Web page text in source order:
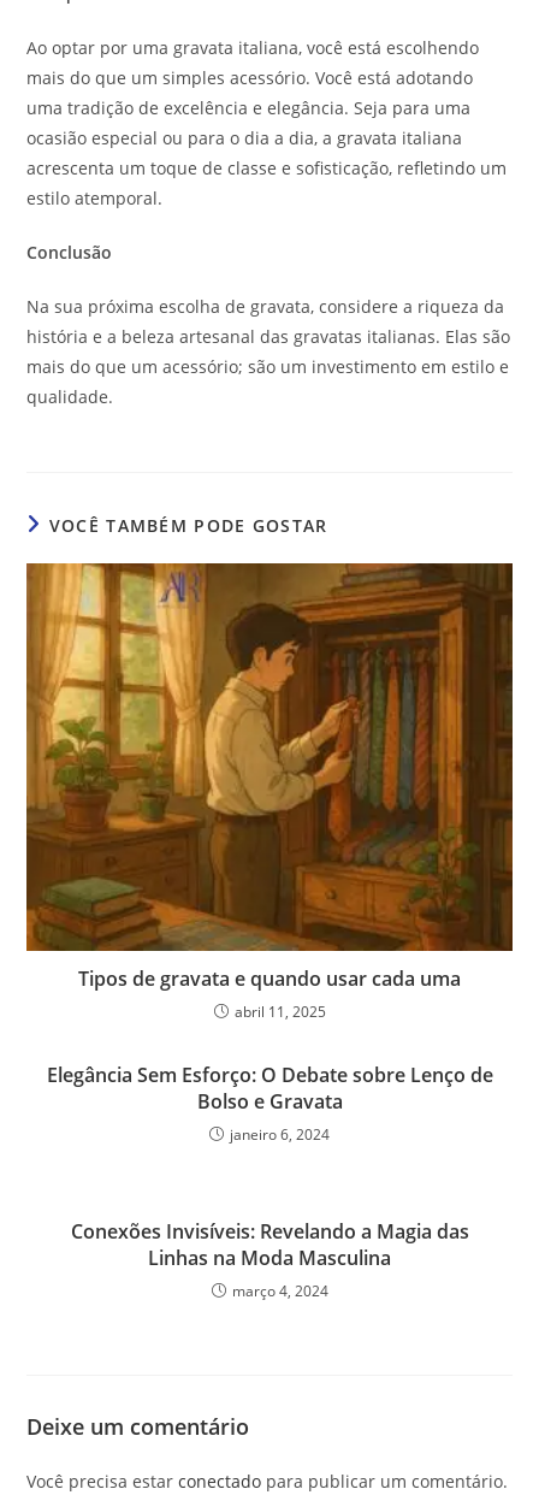
Ao optar por uma gravata italiana, você está escolhendo
mais do que um simples acessório. Você está adotando
uma tradição de excelência e elegância. Seja para uma
ocasião especial ou para o dia a dia, a gravata italiana
acrescenta um toque de classe e sofisticação, refletindo um
estilo atemporal.
Conclusão
Na sua próxima escolha de gravata, considere a riqueza da
história e a beleza artesanal das gravatas italianas. Elas são
mais do que um acessório; são um investimento em estilo e
qualidade.
VOCÊ TAMBÉM PODE GOSTAR
Tipos de gravata e quando usar cada uma
abril 11, 2025
Elegância Sem Esforço: O Debate sobre Lenço de
Bolso e Gravata
janeiro 6, 2024
Conexões Invisíveis: Revelando a Magia das
Linhas na Moda Masculina
março 4, 2024
Deixe um comentário
Você precisa estarconectado para publicar um comentário.